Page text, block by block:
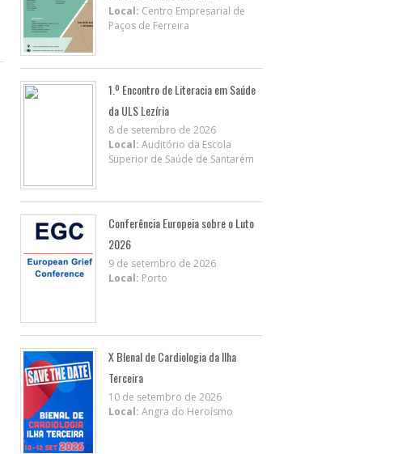
Local: Centro Empresarial de
Paços de Ferreira
1.º Encontro de Literacia em Saúde
da ULS Lezíria
8 de setembro de 2026
Local: Auditório da Escola
Superior de Saúde de Santarém
Conferência Europeia sobre o Luto
2026
9 de setembro de 2026
Local: Porto
X BIenal de Cardiologia da Ilha
Terceira
10 de setembro de 2026
Local: Angra do Heroísmo